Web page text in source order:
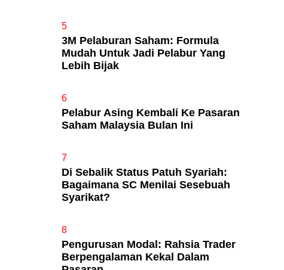
5
3M Pelaburan Saham: Formula
Mudah Untuk Jadi Pelabur Yang
Lebih Bijak
6
Pelabur Asing Kembali Ke Pasaran
Saham Malaysia Bulan Ini
7
Di Sebalik Status Patuh Syariah:
Bagaimana SC Menilai Sesebuah
Syarikat?
8
Pengurusan Modal: Rahsia Trader
Berpengalaman Kekal Dalam